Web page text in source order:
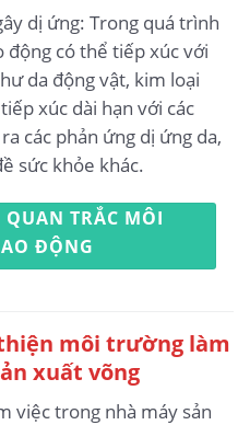
dị ứng: Trong quá trình
động có thể tiếp xúc với
da động vật, kim loại
xúc dài hạn với các
các phản ứng dị ứng da,
sức khỏe khác.
TRẮC MÔI
ĐỘNG
môi trường làm
xuất võng
việc trong nhà máy sản